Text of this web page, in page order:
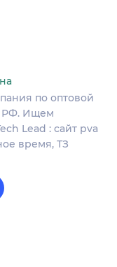
по оптовой
РФ. Ищем
Lead : сайт pva
время, ТЗ